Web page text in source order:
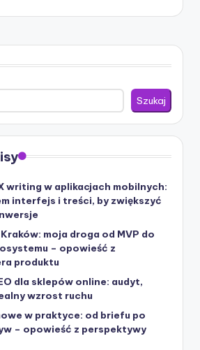
Szukaj
writing w aplikacjach mobilnych:
interfejs i treści, by zwiększyć
moja droga od MVP do
– opowieść z
produktu
dla sklepów online: audyt,
wzrost ruchu
w praktyce: od briefu po
– opowieść z perspektywy